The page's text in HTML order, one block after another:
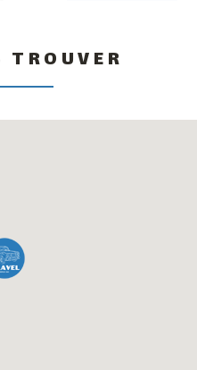
TROUVER